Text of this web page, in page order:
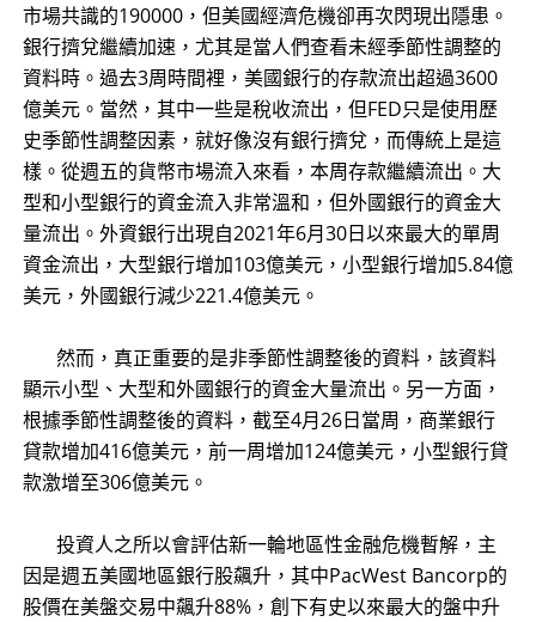
市場共識的190000，但美國經濟危機卻再次閃現出隱患。
銀行擠兌繼續加速，尤其是當人們查看未經季節性調整的
資料時。過去3周時間裡，美國銀行的存款流出超過3600
億美元。當然，其中一些是稅收流出，但FED只是使用歷
史季節性調整因素，就好像沒有銀行擠兌，而傳統上是這
樣。從週五的貨幣市場流入來看，本周存款繼續流出。大
型和小型銀行的資金流入非常溫和，但外國銀行的資金大
量流出。外資銀行出現自2021年6月30日以來最大的單周
資金流出，大型銀行增加103億美元，小型銀行增加5.84億
美元，外國銀行減少221.4億美元。
​ 然而，真正重要的是非季節性調整後的資料，該資料
顯示小型、大型和外國銀行的資金大量流出。另一方面，
根據季節性調整後的資料，截至4月26日當周，商業銀行
貸款增加416億美元，前一周增加124億美元，小型銀行貸
款激增至306億美元。
​ 投資人之所以會評估新一輪地區性金融危機暫解，主
因是週五美國地區銀行股飆升，其中PacWest Bancorp的
股價在美盤交易中飆升88%，創下有史以來最大的盤中升